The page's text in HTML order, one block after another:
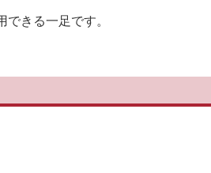
きる一足です。